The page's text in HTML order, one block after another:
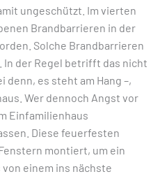
ungeschützt. Im vierten
Brandbarrieren in der
Solche Brandbarrieren
In der Regel betrifft das nicht
denn, es steht am Hang –,
Wer dennoch Angst vor
Einfamilienhaus
Diese feuerfesten
montiert, um ein
einem ins nächste